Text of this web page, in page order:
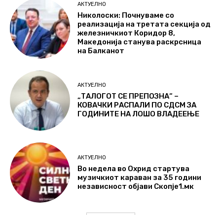
АКТУЕЛНО
Николоски: Почнуваме со
реализација на третата секција од
железничкиот Коридор 8,
Македонија станува раскрсница
на Балканот
АКТУЕЛНО
„ТАЛОГОТ СЕ ПРЕПОЗНА“ –
КОВАЧКИ РАСПАЛИ ПО СДСМ ЗА
ГОДИНИТЕ НА ЛОШО ВЛАДЕЕЊЕ
АКТУЕЛНО
Во недела во Охрид стартува
музичкиот караван за 35 години
независност објави Скопје1.мк